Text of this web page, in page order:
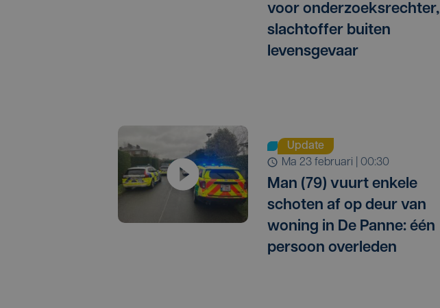
voor onderzoeksrechter,
slachtoffer buiten
levensgevaar
Update
ma 23 februari | 00:30
Man (79) vuurt enkele
schoten af op deur van
woning in De Panne: één
persoon overleden